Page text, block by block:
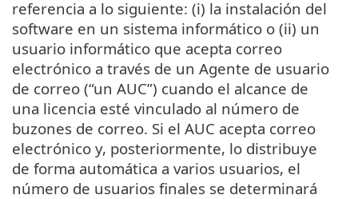
referencia a lo siguiente: (i) la instalación del
software en un sistema informático o (ii) un
usuario informático que acepta correo
electrónico a través de un Agente de usuario
de correo (“un AUC”) cuando el alcance de
una licencia esté vinculado al número de
buzones de correo. Si el AUC acepta correo
electrónico y, posteriormente, lo distribuye
de forma automática a varios usuarios, el
número de usuarios finales se determinará